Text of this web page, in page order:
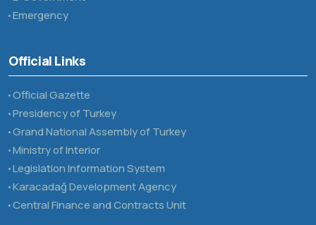
Emergency
Official Links
Official Gazette
Presidency of Turkey
Grand National Assembly of Turkey
Ministry of Interior
Legislation Information System
Karacadağ Development Agency
Central Finance and Contracts Unit